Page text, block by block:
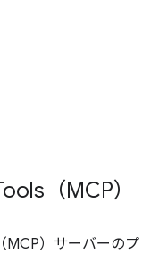
（MCP）
）サーバーの